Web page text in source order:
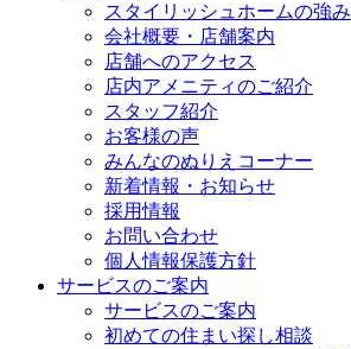
スタイリッシュホームの強み
会社概要・店舗案内
店舗へのアクセス
店内アメニティのご紹介
スタッフ紹介
お客様の声
みんなのぬりえコーナー
新着情報・お知らせ
採用情報
お問い合わせ
個人情報保護方針
サービスのご案内
サービスのご案内
初めての住まい探し相談